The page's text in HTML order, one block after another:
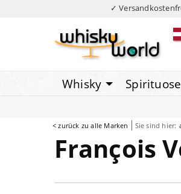
✓
Whisky
< zurück zu alle Marken Sie sind hier:
François